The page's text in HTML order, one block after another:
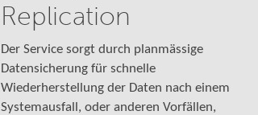
Replication
Der Service sorgt durch planmässige
Datensicherung für schnelle
Wiederherstellung der Daten nach einem
Systemausfall, oder anderen Vorfällen,